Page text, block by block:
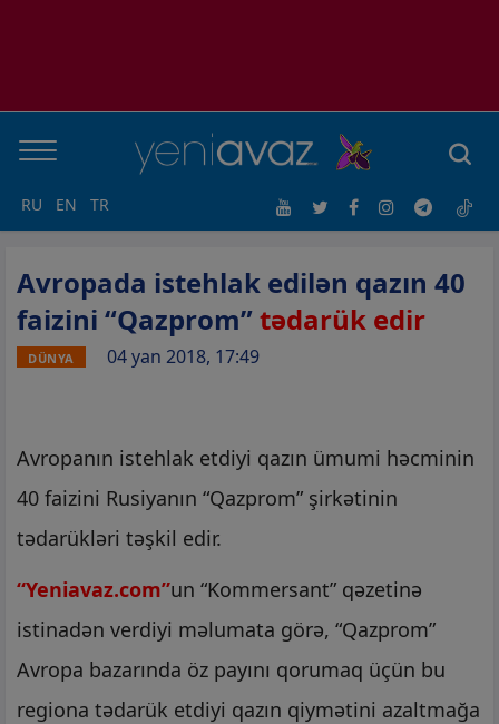
RU EN TR
Avropada istehlak edilən qazın 40
faizini “Qazprom”tədarük edir
DÜNYA 04 yan 2018, 17:49
Avropanın istehlak etdiyi qazın ümumi həcminin
40 faizini Rusiyanın “Qazprom” şirkətinin
tədarükləri təşkil edir.
“Yeniavaz.com”un “Kommersant” qəzetinə
istinadən verdiyi məlumata görə, “Qazprom”
Avropa bazarında öz payını qorumaq üçün bu
regiona tədarük etdiyi qazın qiymətini azaltmağa